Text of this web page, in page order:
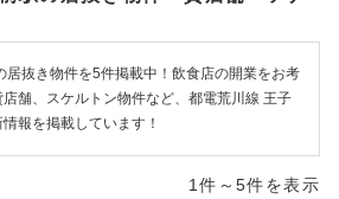
居抜き物件を5件掲載中！飲食店の開業をお考
舗、スケルトン物件など、都電荒川線 王子
報を掲載しています！
1件～5件を表示